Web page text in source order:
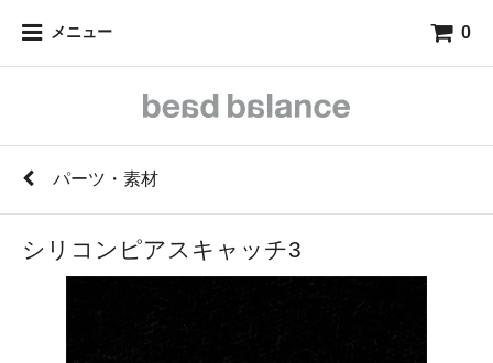
メニュー 0
パーツ・素材
シリコンピアスキャッチ3